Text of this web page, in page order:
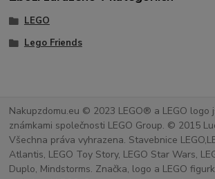
LEGO
Lego Friends
Nakupzdomu.eu © 2023 LEGO® a LEGO logo
známkami společnosti LEGO Group. © 2015
Všechna práva vyhrazena. Stavebnice
Atlantis, LEGO Toy Story, LEGO Star Wars,
Duplo, Mindstorms. Značka, logo a LEGO